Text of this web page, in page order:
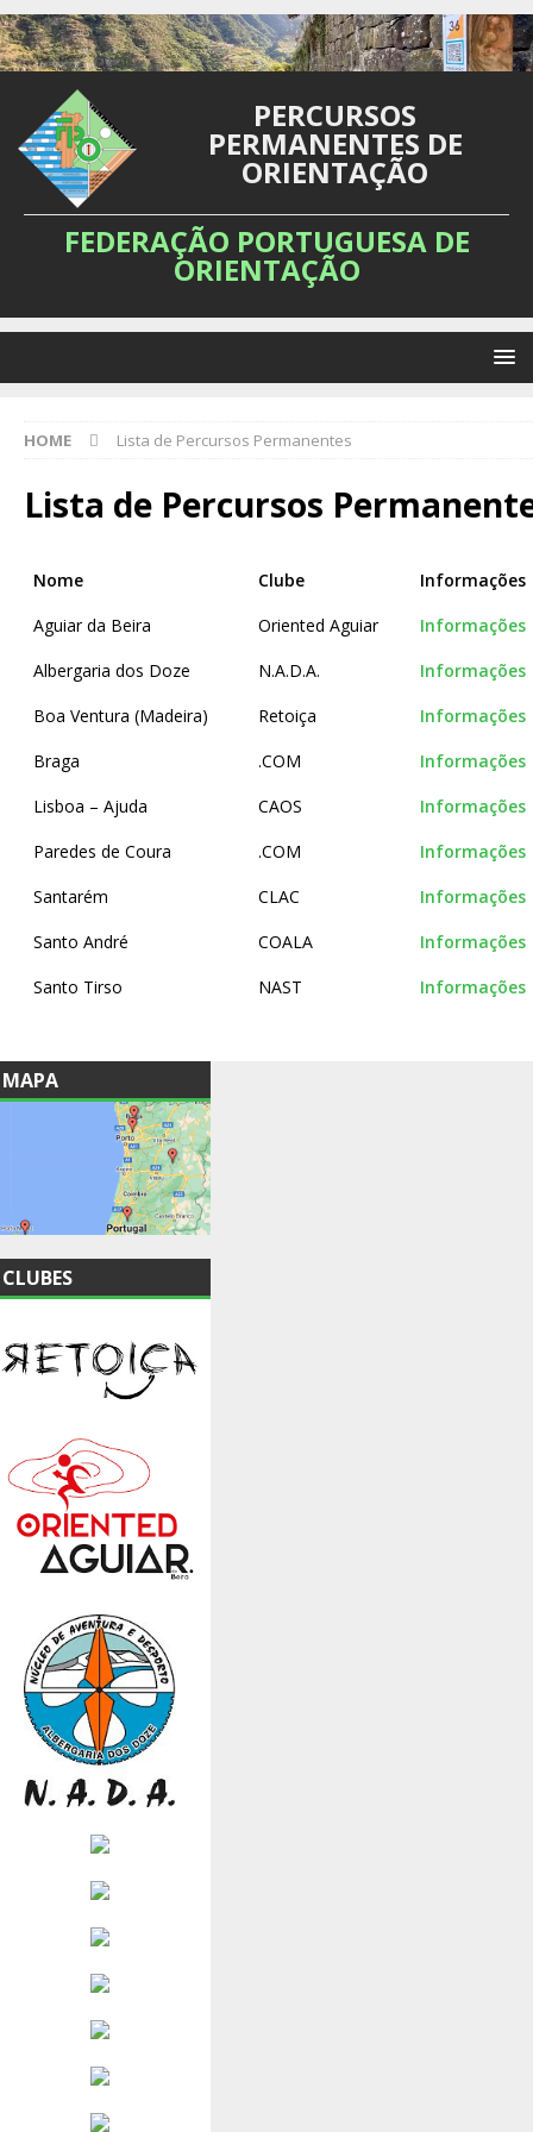
PERCURSOS
PERMANENTES DE
ORIENTAÇÃO
FEDERAÇÃO PORTUGUESA DE
ORIENTAÇÃO
HOME Lista de Percursos Permanentes
Lista de Percursos
Nome Clube
Informações
Aguiar da Beira
Oriented Aguiar
Informações
Albergaria dos Doze
N.A.D.A.
Informações
Boa Ventura (Madeira)
Retoiça
Informações
Braga
.COM
Informações
Lisboa – Ajuda
CAOS
Informações
Paredes de Coura
.COM
Informações
Santarém
CLAC
Informações
Santo André
COALA
Informações
Santo Tirso
NAST Informações
MAPA
CLUBES